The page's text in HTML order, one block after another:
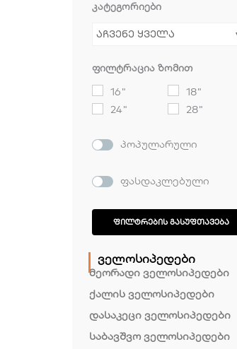
კატეგორიები
აჩვენე ყველა
ფილტრაცია ზომით
16"
18"
24"
28"
პოპულარული
ფასდაკლებული
ᲤᲘᲚᲢᲠᲔᲑᲘᲡ ᲒᲐᲡᲣᲤᲗᲐᲕᲔᲑᲐ
ველოსიპედები
მეორადი ველოსიპედები
ქალის ველოსიპედები
დასაკეცი ველოსიპედები
საბავშვო ველოსიპედები